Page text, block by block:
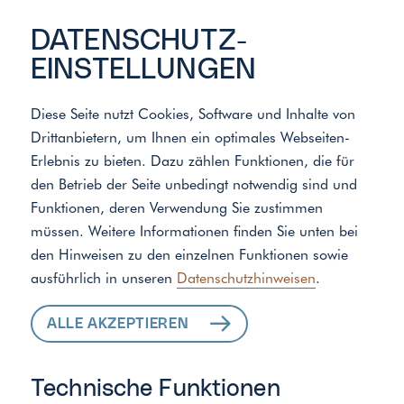
DATENSCHUTZ­
EINSTELLUNGEN
Diese Seite nutzt Cookies, Software und Inhalte von
Drittanbietern, um Ihnen ein optimales Webseiten-
Erlebnis zu bieten. Dazu zählen Funktionen, die für
den Betrieb der Seite unbedingt notwendig sind und
Funktionen, deren Verwendung Sie zustimmen
müssen. Weitere Informationen finden Sie unten bei
den Hinweisen zu den einzelnen Funktionen sowie
ausführlich in unseren Datenschutzhinweisen.
ALLE AKZEPTIEREN
Technische Funktionen
Meister der Elemente
ALLE LEISTUNGEN
FÜR IHR ZUHAUSE